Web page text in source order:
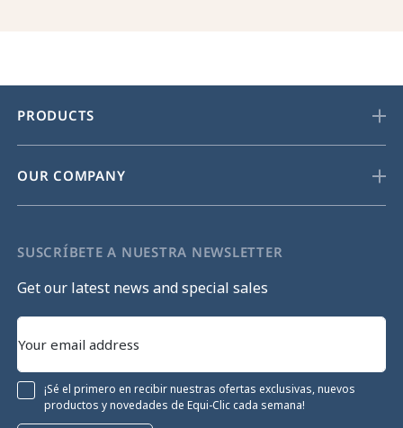
PRODUCTS
OUR COMPANY
SUSCRÍBETE A NUESTRA NEWSLETTER
Get our latest news and special sales
¡Sé el primero en recibir nuestras ofertas exclusivas, nuevos
productos y novedades de Equi-Clic cada semana!